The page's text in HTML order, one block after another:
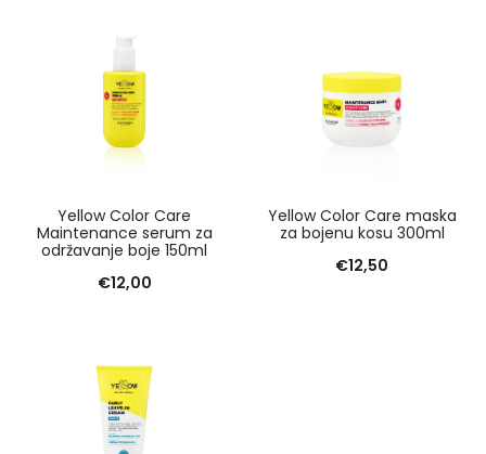
Yellow Color Care
Maintenance serum za
održavanje boje 150ml
€12,00
Yellow Color Care maska
za bojenu kosu 300ml
€12,50